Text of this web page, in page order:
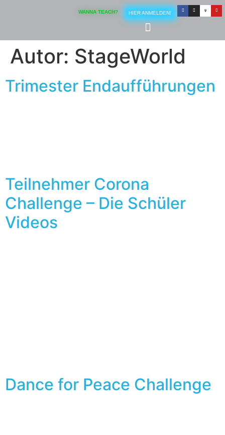
WANNA TEACH? HIER ANMELDEN!
Autor: StageWorld
Trimester Endaufführungen
Teilnehmer Corona
Challenge – Die Schüler
Videos
Dance for Peace Challenge